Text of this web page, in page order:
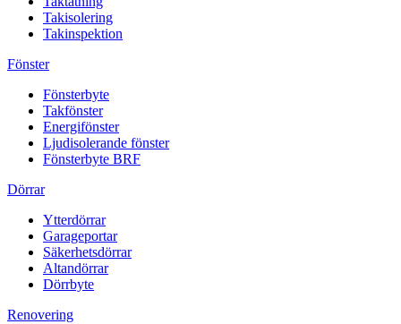
Takisolering
Takinspektion
Fönster
Fönsterbyte
Takfönster
Energifönster
Ljudisolerande fönster
Fönsterbyte BRF
Dörrar
Ytterdörrar
Garageportar
Säkerhetsdörrar
Altandörrar
Dörrbyte
Renovering